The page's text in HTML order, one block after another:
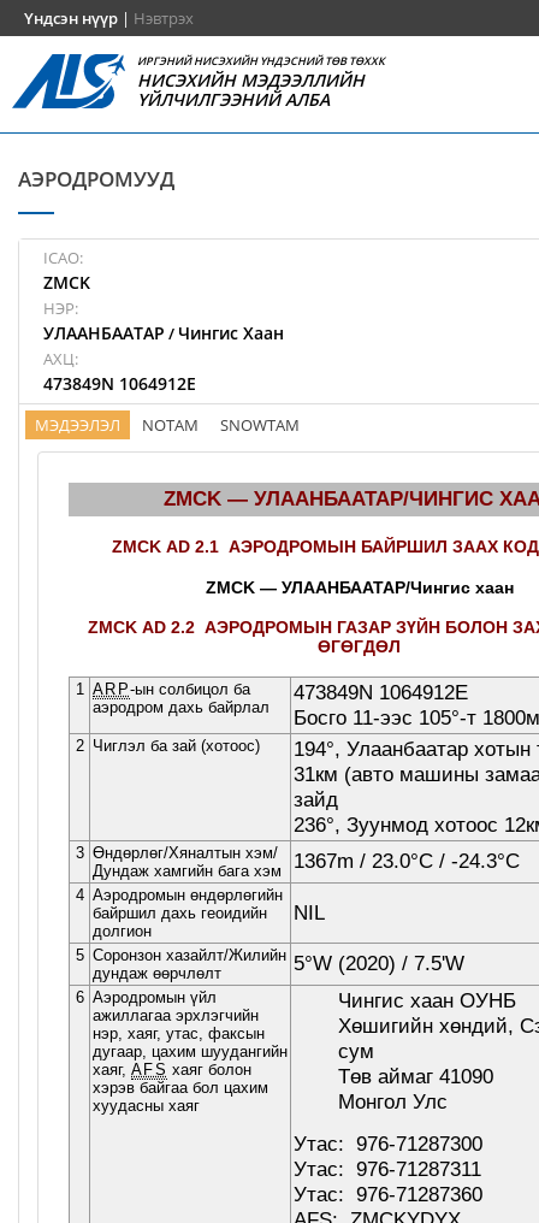
Үндсэн нүүр | Нэвтрэх
ИРГЭНИЙ НИСЭХИЙН ҮНДЭСНИЙ ТӨВ ТӨХХК
НИСЭХИЙН МЭДЭЭЛЛИЙН
ҮЙЛЧИЛГЭЭНИЙ АЛБА
АЭРОДРОМУУД
ICAO:
ZMCK
НЭР:
УЛААНБААТАР / Чингис Хаан
АХЦ:
473849N 1064912E
МЭДЭЭЛЭЛ NOTAM SNOWTAM